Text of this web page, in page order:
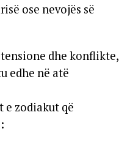
ose nevojës së
dhe konflikte,
edhe në atë
e zodiakut që